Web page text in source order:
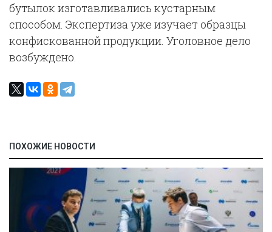
бутылок изготавливались кустарным
способом. Экспертиза уже изучает образцы
конфискованной продукции. Уголовное дело
возбуждено.
ПОХОЖИЕ НОВОСТИ